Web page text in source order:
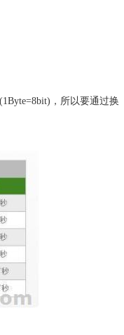
，所以要通过换